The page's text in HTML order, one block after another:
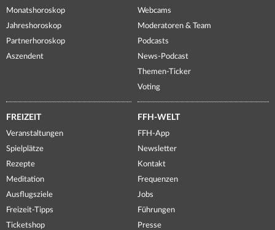
Monatshoroskop
Jahreshoroskop
Partnerhoroskop
Aszendent
Webcams
Moderatoren & Team
Podcasts
News-Podcast
Themen-Ticker
Voting
FREIZEIT
Veranstaltungen
Spielplätze
Rezepte
Meditation
Ausflugsziele
Freizeit-Tipps
Ticketshop
FFH-WELT
FFH-App
Newsletter
Kontakt
Frequenzen
Jobs
Führungen
Presse